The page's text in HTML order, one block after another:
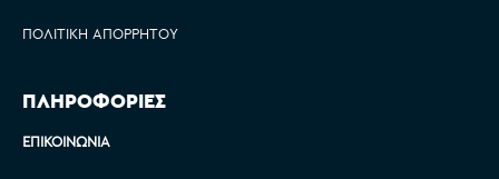
ΠΟΛΙΤΙΚΉ ΑΠΟΡΡΉΤΟΥ
ΠΛΗΡΟΦΟΡΙΕΣ
ΕΠΙΚΟΙΝΩΝΊΑ